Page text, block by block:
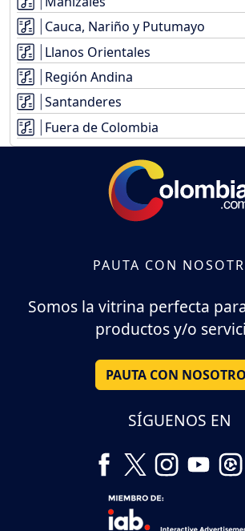
Cauca, Nariño y Putumayo
Llanos Orientales
Región Andina
Santanderes
Fuera de Colombia
PAUTA CON
Somos la vitrina perfecta
productos y/o
PAUTA CON
SÍGUENOS EN